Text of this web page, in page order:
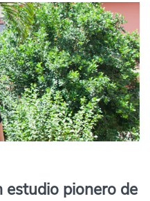
estudio pionero de